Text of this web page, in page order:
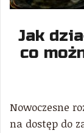
Jak
co
Nowoczesne
na dostęp do